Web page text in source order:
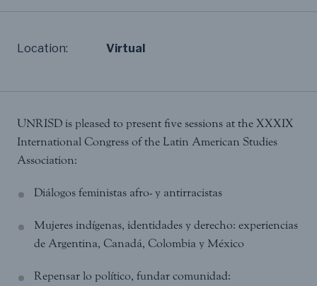
Location: Virtual
UNRISD is pleased to present five sessions at the XXXIX
International Congress of the Latin American Studies
Association:
Diálogos feministas afro- y antirracistas
Mujeres indígenas, identidades y derecho: experiencias
de Argentina, Canadá, Colombia y México
Repensar lo político, fundar comunidad: